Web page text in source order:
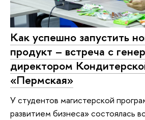
Как успешно запустить
продукт – встреча с
директором
«Пермская»
У студентов магистерской
развитием бизнеса» состоялась